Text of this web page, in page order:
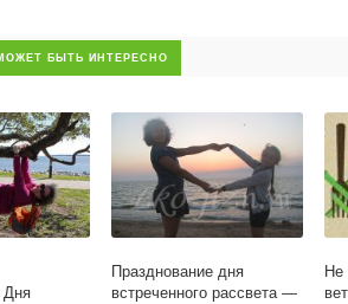
БЫТЬ ИНТЕРЕСНО
Дня
Празднование дня
встреченного рассвета —
Не